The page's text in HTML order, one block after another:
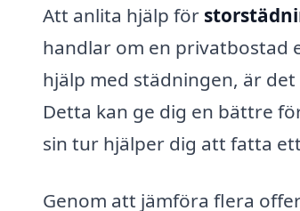
Att anlita hjälp för
handlar om en privatbostad
hjälp med städningen, är
Detta kan ge dig en bättre
sin tur hjälper dig att fatta
Genom att jämföra flera